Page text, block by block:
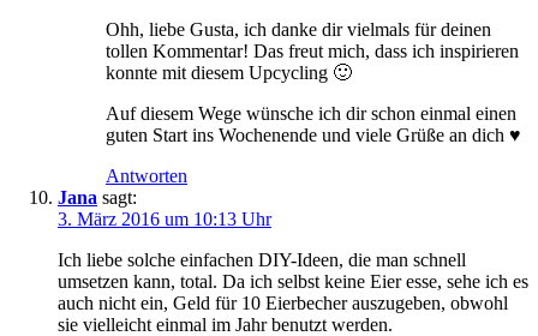
Ohh, liebe Gusta, ich danke dir vielmals für deinen
tollen Kommentar! Das freut mich, dass ich inspirieren
konnte mit diesem Upcycling 🙂
Auf diesem Wege wünsche ich dir schon einmal einen
guten Start ins Wochenende und viele Grüße an dich ♥
Antworten
Jana sagt:
3. März 2016 um 10:13 Uhr
Ich liebe solche einfachen DIY-Ideen, die man schnell
umsetzen kann, total. Da ich selbst keine Eier esse, sehe ich es
auch nicht ein, Geld für 10 Eierbecher auszugeben, obwohl
sie vielleicht einmal im Jahr benutzt werden.